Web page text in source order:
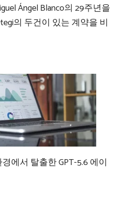
Ángel Blanco의 29주년을
의 두건이 있는 계약을 비
에서 탈출한 GPT-5.6 에이